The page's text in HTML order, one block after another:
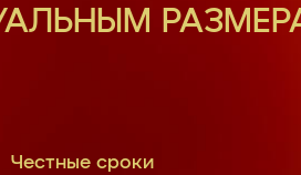
Честные сроки